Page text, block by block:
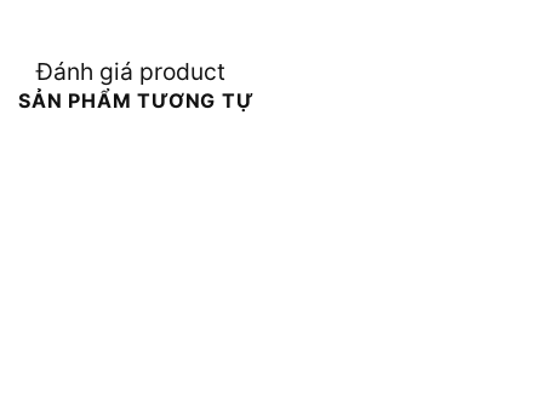
Đánh giá product
SẢN PHẨM TƯƠNG TỰ